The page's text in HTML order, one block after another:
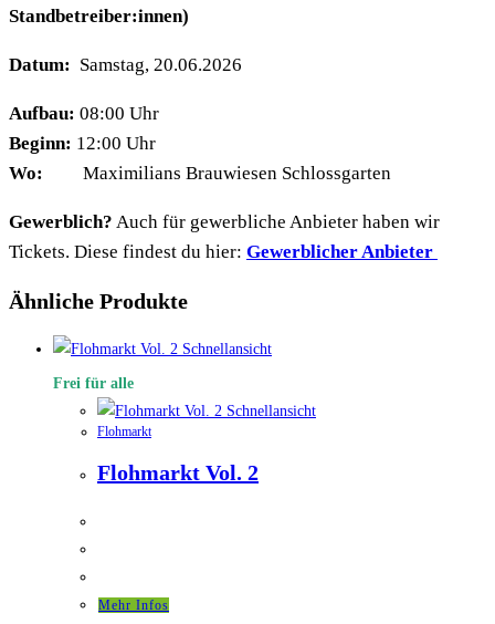
Standbetreiber:innen)
Datum: Samstag, 20.06.2026
Aufbau: 08:00 Uhr
Beginn: 12:00 Uhr
Wo: Maximilians Brauwiesen Schlossgarten
Gewerblich? Auch für gewerbliche Anbieter haben wir
Tickets. Diese findest du hier: Gewerblicher Anbieter
Ähnliche Produkte
Schnellansicht
Frei für alle
Schnellansicht
Flohmarkt
Flohmarkt Vol. 2
Mehr Infos